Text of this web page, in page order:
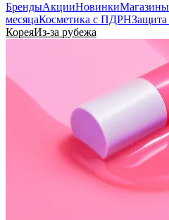
БрендыАкцииНовинкиМагазины
месяцаКосметика с ПДРНЗащита
КореяИз-за рубежа